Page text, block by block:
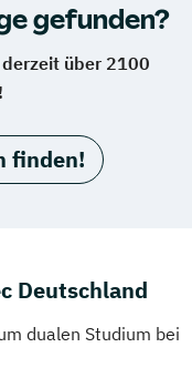
gefunden?
über 2100
finden!
Deutschland
dualen Studium bei